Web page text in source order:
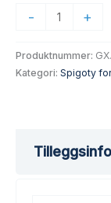
- +
Produktnummer:
Kategori: Spigoty